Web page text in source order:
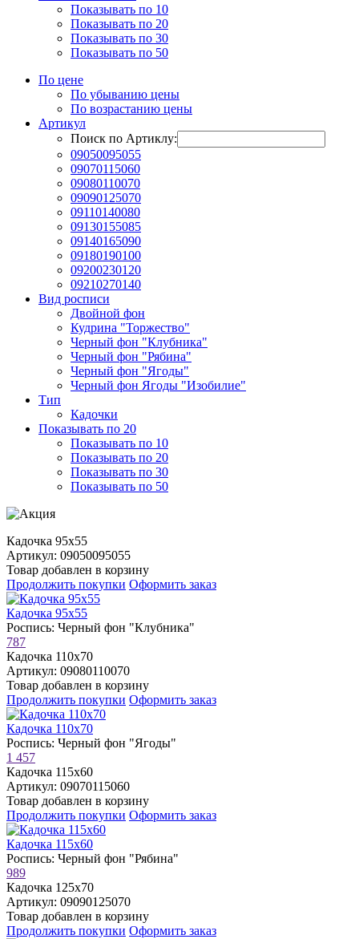
Показывать по 10
Показывать по 20
Показывать по 30
Показывать по 50
По цене
По убыванию цены
По возрастанию цены
Артикул
Поиск по Артиклу:
09050095055
09070115060
09080110070
09090125070
09110140080
09130155085
09140165090
09180190100
09200230120
09210270140
Вид росписи
Двойной фон
Кудрина "Торжество"
Черный фон "Клубника"
Черный фон "Рябина"
Черный фон "Ягоды"
Черный фон Ягоды "Изобилие"
Тип
Кадочки
Показывать по 20
Показывать по 10
Показывать по 20
Показывать по 30
Показывать по 50
Кадочка 95х55
Артикул: 09050095055
Товар добавлен в корзину
Продолжить покупки Оформить заказ
Кадочка 95х55
Роспись: Черный фон "Клубника"
787
Кадочка 110х70
Артикул: 09080110070
Товар добавлен в корзину
Продолжить покупки Оформить заказ
Кадочка 110х70
Роспись: Черный фон "Ягоды"
1 457
Кадочка 115х60
Артикул: 09070115060
Товар добавлен в корзину
Продолжить покупки Оформить заказ
Кадочка 115х60
Роспись: Черный фон "Рябина"
989
Кадочка 125х70
Артикул: 09090125070
Товар добавлен в корзину
Продолжить покупки Оформить заказ